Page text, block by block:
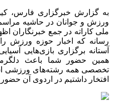
به گزارش خبرگزاری فارس،
ورزش و جوانان در حاشیه مراسم
ملی کاراته در جمع خبرنگاران
رسانه که اخبار حوزه ورزش
آستانه برگزاری بازی‌هایی
همین حضور شما باعث
تخصصی همه رشته‌های ورزشی
افتخار داشتیم در اردوی آن حضور